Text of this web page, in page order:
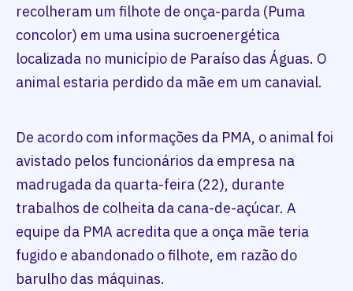
recolheram um filhote de onça-parda (Puma
concolor) em uma usina sucroenergética
localizada no município de Paraíso das Águas. O
animal estaria perdido da mãe em um canavial.
De acordo com informações da PMA, o animal foi
avistado pelos funcionários da empresa na
madrugada da quarta-feira (22), durante
trabalhos de colheita da cana-de-açúcar. A
equipe da PMA acredita que a onça mãe teria
fugido e abandonado o filhote, em razão do
barulho das máquinas.